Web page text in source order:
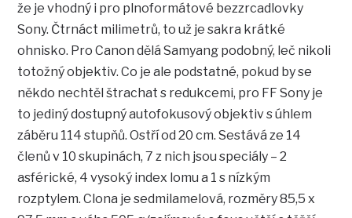
že je vhodný i pro plnoformátové bezzrcadlovky
Sony. Čtrnáct milimetrů, to už je sakra krátké
ohnisko. Pro Canon dělá Samyang podobný, leč nikoli
totožný objektiv. Co je ale podstatné, pokud by se
někdo nechtěl štrachat s redukcemi, pro FF Sony je
to jediný dostupný autofokusový objektiv s úhlem
záběru 114 stupňů. Ostří od 20 cm. Sestává ze 14
členů v 10 skupinách, 7 z nich jsou speciály – 2
asférické, 4 vysoký index lomu a 1 s nízkým
rozptylem. Clona je sedmilamelová, rozměry 85,5 x